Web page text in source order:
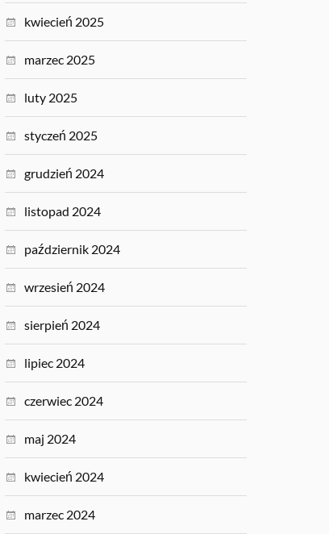
kwiecień 2025
marzec 2025
luty 2025
styczeń 2025
grudzień 2024
listopad 2024
październik 2024
wrzesień 2024
sierpień 2024
lipiec 2024
czerwiec 2024
maj 2024
kwiecień 2024
marzec 2024